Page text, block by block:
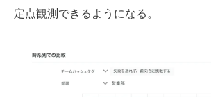
定点観測できるようになる。